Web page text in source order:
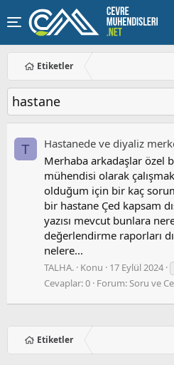
Etiketler
hastane
T
Hastanede ve diyaliz
Merhaba arkadaşlar özel
mühendisi olarak
olduğum için bir kaç
bir hastane Çed kapsam
yazısı mevcut bunlara
değerlendirme raporları
nelere...
TALHA. Konu 17 Eylül 2024
Cevaplar: 0 Forum:Soru ve
Etiketler